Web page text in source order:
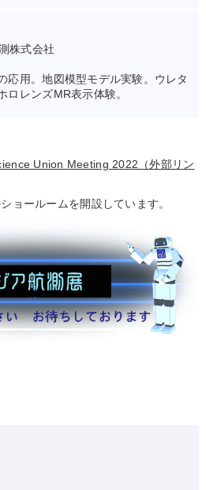
株式会社
応用。地図模型モデル実験。ウレタ
ロレンズMR表示体験。
Union Meeting 2022（外部リン
ョールームを開設しています。